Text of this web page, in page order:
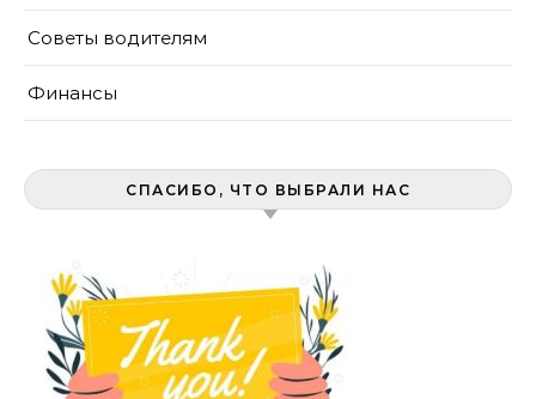
Советы водителям
Финансы
СПАСИБО, ЧТО ВЫБРАЛИ НАС